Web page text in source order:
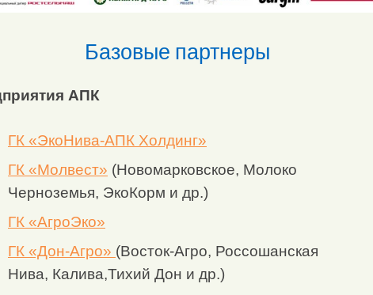
Базовые партнеры
АПК
ГК «ЭкоНива-АПК Холдинг»
ГК «Молвест» (Новомарковское, Молоко
Черноземья, ЭкоКорм и др.)
ГК «АгроЭко»
ГК «Дон-Агро» (Восток-Агро, Россошанская
Нива, Калива,Тихий Дон и др.)